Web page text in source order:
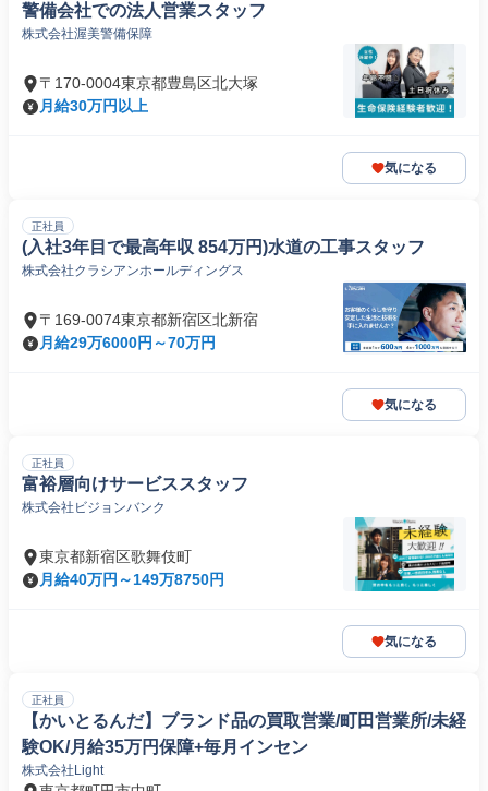
警備会社での法人営業スタッフ
株式会社渥美警備保障
〒170-0004東京都豊島区北大塚
月給30万円以上
気になる
正社員
(入社3年目で最高年収 854万円)水道の工事スタッフ
株式会社クラシアンホールディングス
〒169-0074東京都新宿区北新宿
月給29万6000円～70万円
気になる
正社員
富裕層向けサービススタッフ
株式会社ビジョンバンク
東京都新宿区歌舞伎町
月給40万円～149万8750円
気になる
正社員
【かいとるんだ】ブランド品の買取営業/町田営業所/未経
験OK/月給35万円保障+毎月インセン
株式会社Light